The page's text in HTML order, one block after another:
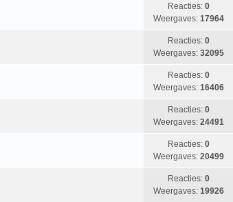
Reacties:0
Weergaves:17964
Reacties:0
Weergaves:32095
Reacties:0
Weergaves:16406
Reacties:0
Weergaves:24491
Reacties:0
Weergaves:20499
Reacties:0
Weergaves:19926